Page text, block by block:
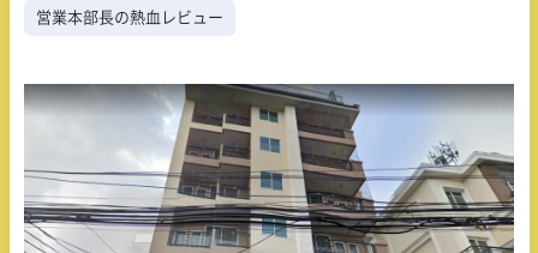
営業本部長の熱血レビュー